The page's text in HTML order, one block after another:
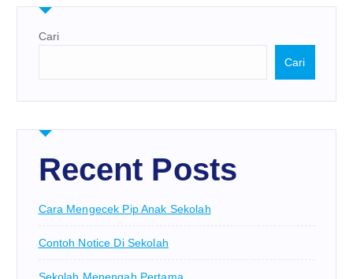
Cari
Cari
Recent Posts
Cara Mengecek Pip Anak Sekolah
Contoh Notice Di Sekolah